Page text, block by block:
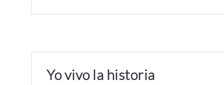
Yo vivo la historia